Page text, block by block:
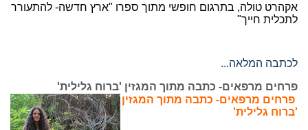
אקהרט טולה, בתרגום חופשי מתוך ספרו "ארץ חדשה- להתעורר
לתכלית חייך"
לכתבה המלאה...
פרחים מרפאים- כתבה מתוך המגזין 'ברוח גלילית'
פרחים מרפאים- כתבה מתוך המגזין
'ברוח גלילית'